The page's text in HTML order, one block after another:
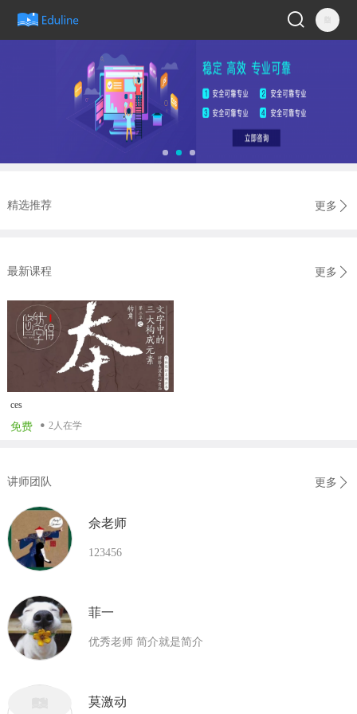
精选推荐 更多
最新课程 更多
ces
免费 2人在学
讲师团队 更多
佘老师
123456
菲一
优秀老师 简介就是简介
莫激动